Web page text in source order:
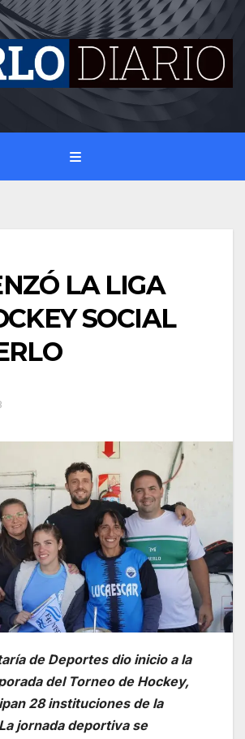
LA LIGA
SOCIAL
de Deportes dio inicio a la
del Torneo de Hockey,
28 instituciones de la
jornada deportiva se